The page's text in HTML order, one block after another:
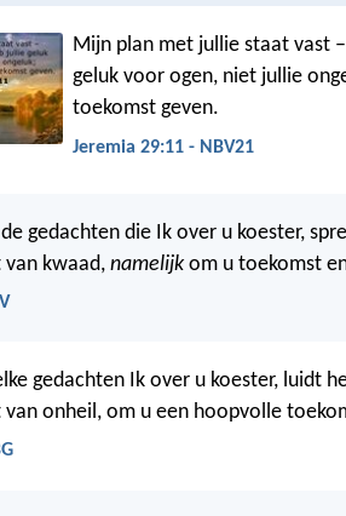
Mijn plan met jullie staat vast
geluk voor ogen, niet jullie
toekomst geven.
Jeremia 29:11 - NBV21
de gedachten die Ik over u koester,
van kwaad, namelijk om u toekomst
gedachten Ik over u koester, luidt
van onheil, om u een hoopvolle